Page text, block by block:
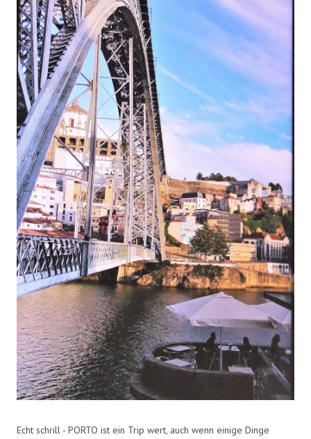
Echt schrill - PORTO ist ein Trip wert, auch wenn einige Dinge